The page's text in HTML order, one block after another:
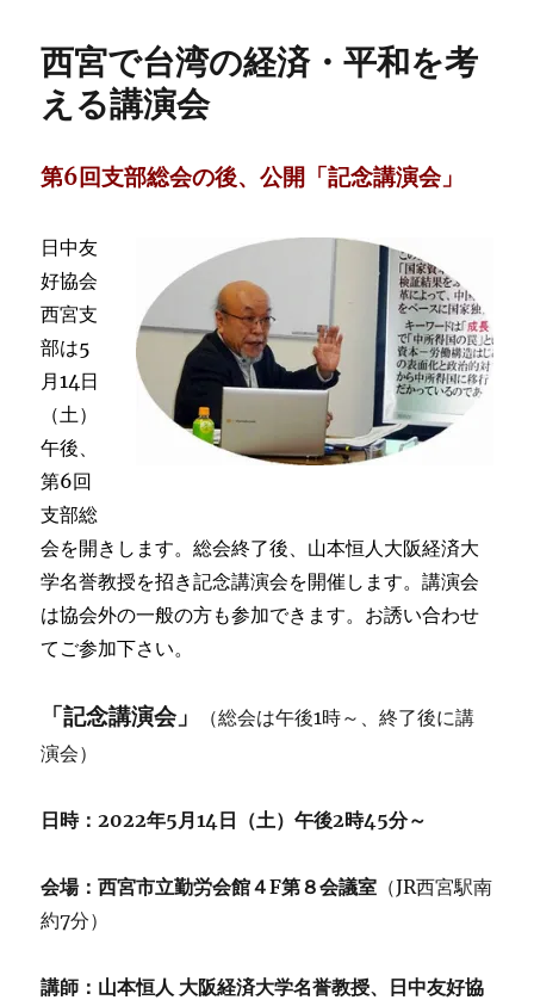
ー
ナ
戦
中
―
そ
の
類
似
性
と
危
西宮で台湾の経済・平和を考
える講演会
第6回支部総会の後、公開「記念講演会」
日中友
好協会
西宮支
部は5
月14日
（土）
午後、
第6回
支部総
会を開きします。総会終了後、山本恒人大阪経済大
学名誉教授を招き記念講演会を開催します。講演会
は協会外の一般の方も参加できます。お誘い合わせ
てご参加下さい。
「記念講演会」
（総会は午後1時～、終了後に講
演会）
日時：2022年5月14日（土）午後2時45分～
会場：西宮市立勤労会館４F第８会議室 （JR西宮駅南
約7分）
講師：山本恒人 大阪経済大学名誉教授、日中友好協